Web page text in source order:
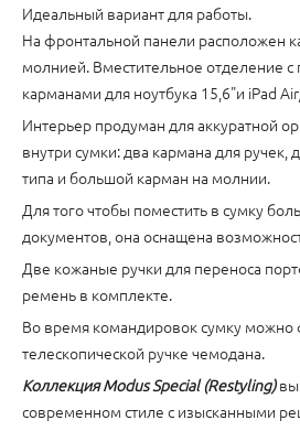
Идеальный вариант для работы.
На фронтальной панели расположен
молнией. Вместительное отделение
карманами для ноутбука 15,6"и iPad
Интерьер продуман для аккуратной
внутри сумки: два кармана для ручек,
типа и большой карман на молнии.
Для того чтобы поместить в сумку
документов, она оснащена
Две кожаные ручки для переноса
ремень в комплекте.
Во время командировок сумку можно
телескопической ручке чемодана.
Коллекция Modus Special (Restyling)
современном стиле с изысканными